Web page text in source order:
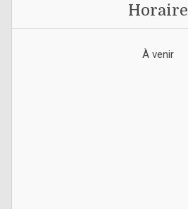
Horaire
À venir